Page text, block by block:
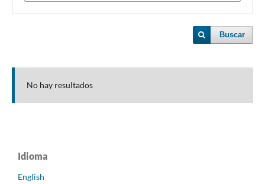
Buscar
No hay resultados
Idioma
English